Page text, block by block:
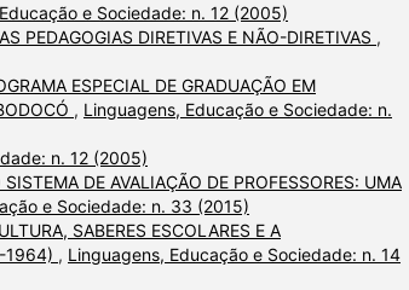
e Sociedade: n. 12 (2005)
PEDAGOGIAS DIRETIVAS E NÃO-DIRETIVAS ,
ESPECIAL DE GRADUAÇÃO EM
, Linguagens, Educação e Sociedade: n.
n. 12 (2005)
DE AVALIAÇÃO DE PROFESSORES: UMA
e Sociedade: n. 33 (2015)
SABERES ESCOLARES E A
1964) , Linguagens, Educação e Sociedade: n. 14